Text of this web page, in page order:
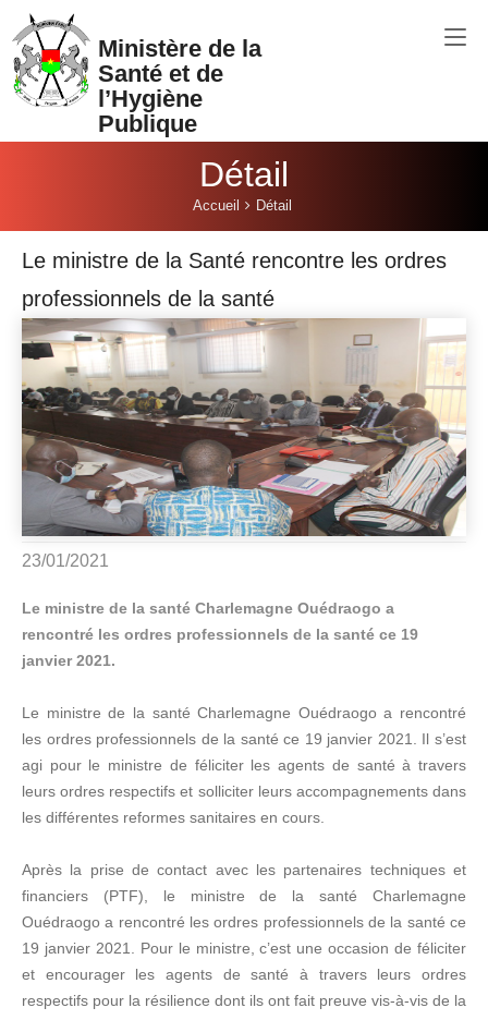
Aller au contenu principal
Ministère de la
Santé et de
l’Hygiène
Publique
Détail
Accueil Détail
Le ministre de la Santé rencontre les ordres
professionnels de la santé
23/01/2021
Le ministre de la santé Charlemagne Ouédraogo a
rencontré les ordres professionnels de la santé ce 19
janvier 2021.
Le ministre de la santé Charlemagne Ouédraogo a rencontré
les ordres professionnels de la santé ce 19 janvier 2021. Il s’est
agi pour le ministre de féliciter les agents de santé à travers
leurs ordres respectifs et solliciter leurs accompagnements dans
les différentes reformes sanitaires en cours.
Après la prise de contact avec les partenaires techniques et
financiers (PTF), le ministre de la santé Charlemagne
Ouédraogo a rencontré les ordres professionnels de la santé ce
19 janvier 2021. Pour le ministre, c’est une occasion de féliciter
et encourager les agents de santé à travers leurs ordres
respectifs pour la résilience dont ils ont fait preuve vis-à-vis de la